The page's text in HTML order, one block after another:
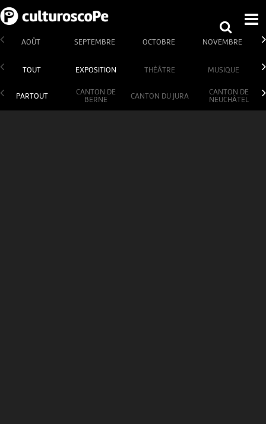
AOÛT SEPTEMBRE OCTOBRE NOVEMBRE
TOUT EXPOSITION THÉÂTRE MUSIQUE
PARTOUT
CANTON DE
BERNE
CANTON DU JURA
CANTON DE
NEUCHÂTEL